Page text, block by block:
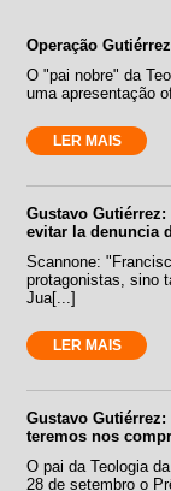
Operação Gutiérrez
O "pai nobre" da
uma apresentação
LER MAIS
Gustavo
evitar la denuncia
Scannone:
protagonistas, sino
Jua[...]
LER MAIS
Gustavo
teremos nos
O pai da Teologia
28 de setembro o